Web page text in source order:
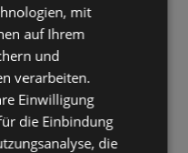
mit
auf Ihrem
und
verarbeiten.
Einwilligung
die Einbindung
die